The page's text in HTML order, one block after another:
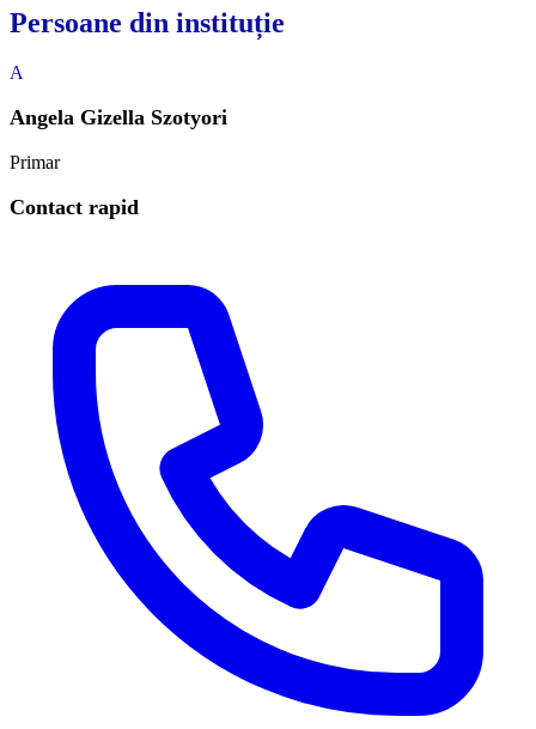
Persoane din instituție
A
Angela Gizella Szotyori
Primar
Contact rapid